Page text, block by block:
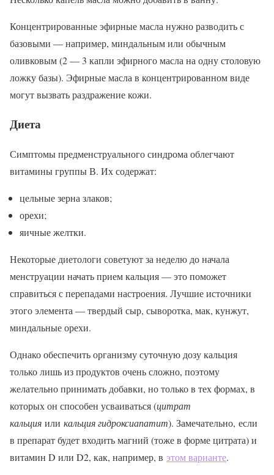
Концентрированные эфирные масла нужно разводить с
базовыми — например, миндальным или обычным
оливковым (2 — 3 капли эфирного масла на одну столовую
ложку базы). Эфирные масла в концентрированном виде
могут вызвать раздражение кожи.
Диета
Симптомы предменструального синдрома облегчают
витамины группы В. Их содержат:
цельные зерна злаков;
орехи;
яичные желтки.
Некоторые диетологи советуют за неделю до начала
менструации начать прием кальция — это поможет
справиться с перепадами настроения. Лучшие источники
этого элемента — твердый сыр, сыворотка, мак, кунжут,
миндальные орехи.
Однако обеспечить организму суточную дозу кальция
только лишь из продуктов очень сложно, поэтому
желательно принимать добавки, но только в тех формах, в
которых он способен усваиваться (цитрат
кальция или кальция гидроксиапатит). Замечательно, если
в препарат будет входить магний (тоже в форме цитрата) и
витамин D или D2, как, например, в этом варианте.